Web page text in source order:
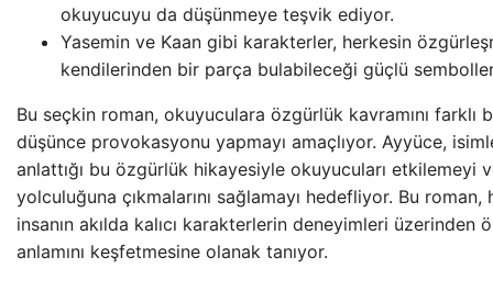
okuyucuyu da düşünmeye teşvik ediyor.
Yasemin ve Kaan gibi karakterler, herkesin
kendilerinden bir parça bulabileceği güçlü
Bu seçkin roman, okuyuculara özgürlük kavramını farklı
düşünce provokasyonu yapmayı amaçlıyor. Ayyüce,
anlattığı bu özgürlük hikayesiyle okuyucuları etkilemeyi
yolculuğuna çıkmalarını sağlamayı hedefliyor. Bu
insanın akılda kalıcı karakterlerin deneyimleri üzerinden
anlamını keşfetmesine olanak tanıyor.